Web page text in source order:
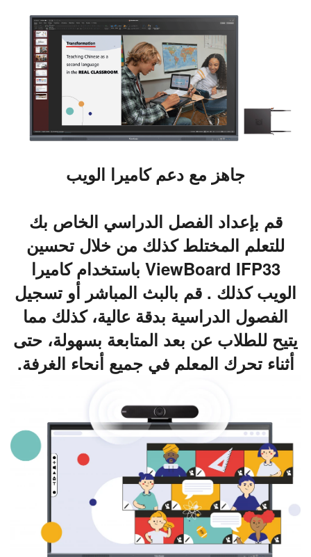
جاهز مع دعم كاميرا الويب
قم بإعداد الفصل الدراسي الخاص بك
للتعلم المختلط كذلك من خلال تحسين
ViewBoard IFP33 باستخدام كاميرا
الويب كذلك . قم بالبث المباشر أو تسجيل
الفصول الدراسية بدقة عالية، كذلك مما
يتيح للطلاب عن بعد المتابعة بسهولة، حتى
أثناء تحرك المعلم في جميع أنحاء الغرفة.